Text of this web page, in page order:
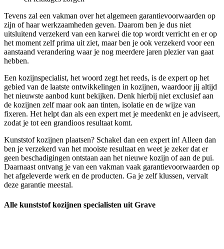
Tevens zal een vakman over het algemeen garantievoorwaarden op
zijn of haar werkzaamheden geven. Daarom ben je dus niet
uitsluitend verzekerd van een karwei die top wordt verricht en er op
het moment zelf prima uit ziet, maar ben je ook verzekerd voor een
aanstaand verandering waar je nog meerdere jaren plezier van gaat
hebben.
Een kozijnspecialist, het woord zegt het reeds, is de expert op het
gebied van de laatste ontwikkelingen in kozijnen, waardoor jij altijd
het nieuwste aanbod kunt bekijken. Denk hierbij niet exclusief aan
de kozijnen zelf maar ook aan tinten, isolatie en de wijze van
fixeren. Het helpt dan als een expert met je meedenkt en je adviseert,
zodat je tot een grandioos resultaat komt.
Kunststof kozijnen plaatsen? Schakel dan een expert in! Alleen dan
ben je verzekerd van het mooiste resultaat en weet je zeker dat er
geen beschadigingen ontstaan aan het nieuwe kozijn of aan de pui.
Daarnaast ontvang je van een vakman vaak garantievoorwaarden op
het afgeleverde werk en de producten. Ga je zelf klussen, vervalt
deze garantie meestal.
Alle kunststof kozijnen specialisten uit Grave